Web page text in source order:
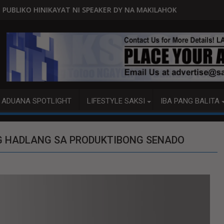
SPEAKER DY NA MAKILAHOK SA PAGBUO NG MGA BATAS
MALACAÑANG PINAAARAL
ADUANA SPOTLIGHT LIFESTYLE SAKSI IBA PANG BALITA
SA PRODUKTIBONG SENADO